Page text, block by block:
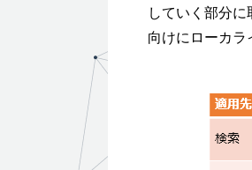
していく部分
向けにローカラ